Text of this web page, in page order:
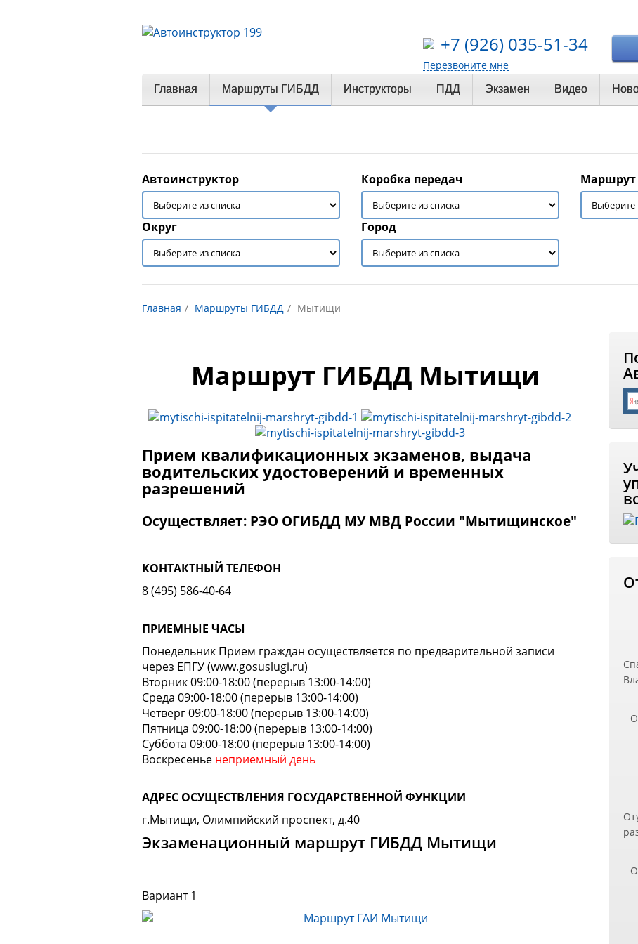
+7 (926) 035-51-34
Перезвоните мне
Главная Маршруты ГИБДД Инструкторы ПДД Экзамен Видео
Автоинструктор Коробка передач
Округ Город
Главная Маршруты ГИБДД Мытищи
Маршрут ГИБДД Мытищи
Прием квалификационных экзаменов, выдача
водительских удостоверений и временных
разрешений
Осуществляет: РЭО ОГИБДД МУ МВД России "Мытищинское"
КОНТАКТНЫЙ ТЕЛЕФОН
8 (495) 586-40-64
ПРИЕМНЫЕ ЧАСЫ
Понедельник Прием граждан осуществляется по предварительной записи
через ЕПГУ (www.gosuslugi.ru)
Вторник 09:00-18:00 (перерыв 13:00-14:00)
Среда 09:00-18:00 (перерыв 13:00-14:00)
Четверг 09:00-18:00 (перерыв 13:00-14:00)
Пятница 09:00-18:00 (перерыв 13:00-14:00)
Суббота 09:00-18:00 (перерыв 13:00-14:00)
Воскресенье неприемный день
АДРЕС ОСУЩЕСТВЛЕНИЯ ГОСУДАРСТВЕННОЙ ФУНКЦИИ
г.Мытищи, Олимпийский проспект, д.40
Экзаменационный маршрут ГИБДД Мытищи
Вариант 1